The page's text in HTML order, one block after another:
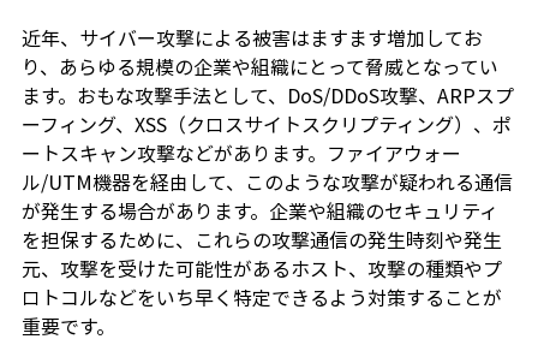
近年、サイバー攻撃による被害はますます増加してお
り、あらゆる規模の企業や組織にとって脅威となってい
ます。おもな攻撃手法として、DoS/DDoS攻撃、ARPスプ
ーフィング、XSS（クロスサイトスクリプティング）、ポ
ートスキャン攻撃などがあります。ファイアウォー
ル/UTM機器を経由して、このような攻撃が疑われる通信
が発生する場合があります。企業や組織のセキュリティ
を担保するために、これらの攻撃通信の発生時刻や発生
元、攻撃を受けた可能性があるホスト、攻撃の種類やプ
ロトコルなどをいち早く特定できるよう対策することが
重要です。